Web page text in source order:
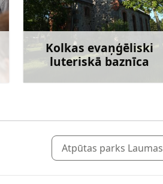
Kolkas evaņģēliski
luteriskā baznīca
Atpūtas parks Laumas